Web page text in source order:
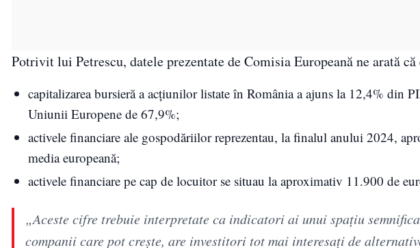
Potrivit lui Petrescu, datele prezentate de Comisia Europeană ne arată
capitalizarea bursieră a acțiunilor listate în România a ajuns la 12,4% din
Uniunii Europene de 67,9%;
activele financiare ale gospodăriilor reprezentau, la finalul anului 2024,
media europeană;
activele financiare pe cap de locuitor se situau la aproximativ 11.900 de
„Aceste cifre trebuie interpretate ca indicatori ai unui spațiu
companii care pot crește, are investitori tot mai interesați de